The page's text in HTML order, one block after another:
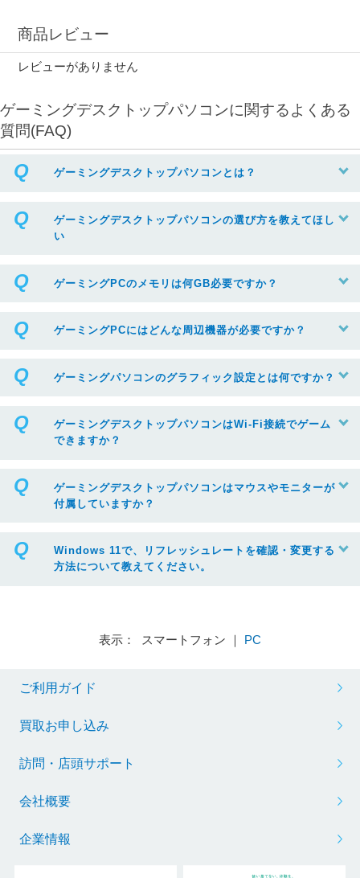
商品レビュー
レビューがありません
ゲーミングデスクトップパソコンに関するよくある
質問(FAQ)
ゲーミングデスクトップパソコンとは？
ゲーミングデスクトップパソコンの選び方を教えてほし
い
ゲーミングPCのメモリは何GB必要ですか？
ゲーミングPCにはどんな周辺機器が必要ですか？
ゲーミングパソコンのグラフィック設定とは何ですか？
ゲーミングデスクトップパソコンはWi-Fi接続でゲーム
できますか？
ゲーミングデスクトップパソコンはマウスやモニターが
付属していますか？
Windows 11で、リフレッシュレートを確認・変更する
方法について教えてください。
※リフレッシュレートを変更する場合は、ボックスから任意の項目をクリック
表示： スマートフォン ｜ PC
ご利用ガイド
買取お申し込み
訪問・店頭サポート
会社概要
企業情報